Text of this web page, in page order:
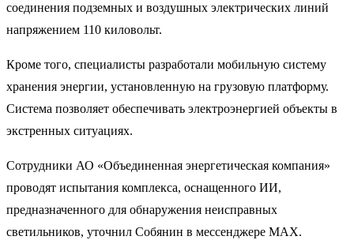
соединения подземных и воздушных электрических линий
напряжением 110 киловольт.
Кроме того, специалисты разработали мобильную систему
хранения энергии, установленную на грузовую платформу.
Система позволяет обеспечивать электроэнергией объекты в
экстренных ситуациях.
Сотрудники АО «Объединенная энергетическая компания»
проводят испытания комплекса, оснащенного ИИ,
предназначенного для обнаружения неисправных
светильников, уточнил Собянин в мессенджере MAX.